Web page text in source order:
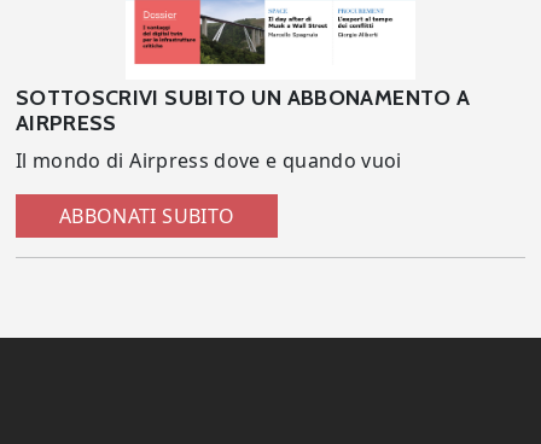
SOTTOSCRIVI SUBITO UN ABBONAMENTO A
AIRPRESS
Il mondo di Airpress dove e quando vuoi
ABBONATI SUBITO